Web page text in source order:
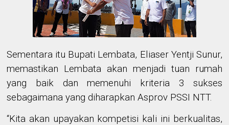
Sementara itu Bupati Lembata, Eliaser Yentji Sunur,
memastikan Lembata akan menjadi tuan rumah
yang baik dan memenuhi kriteria 3 sukses
sebagaimana yang diharapkan Asprov PSSI NTT.
“Kita akan upayakan kompetisi kali ini berkualitas,